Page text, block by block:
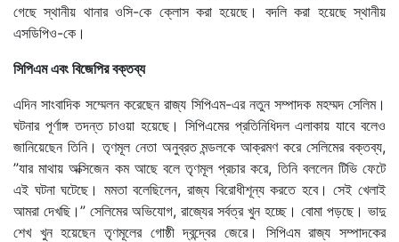
গেছে স্থানীয় থানার ওসি-কে ক্লোস করা হয়েছে। বদলি করা হয়েছে স্থানীয়
এসডিপিও-কে।
সিপিএম এবং বিজেপির বক্তব্য
এদিন সাংবাদিক সম্মেলন করেছেন রাজ্য সিপিএম-এর নতুন সম্পাদক মহম্মদ সেলিম।
ঘটনার পূর্ণাঙ্গ তদন্ত চাওয়া হয়েছে। সিপিএমের প্রতিনিধিদল এলাকায় যাবে বলেও
জানিয়েছেন তিনি। তৃণমূল নেতা অনুব্রত মন্ডলকে আক্রমণ করে সেলিমের বক্তব্য,
”যার মাথায় অক্সিজেন কম আছে বলে তৃণমূল প্রচার করে, তিনি বললেন টিভি ফেটে
এই ঘটনা ঘটেছে। মমতা বলেছিলেন, রাজ্য বিরোধীশূন্য করতে হবে। সেই খেলাই
আমরা দেখছি।” সেলিমের অভিযোগ, রাজ্যের সর্বত্র খুন হচ্ছে। বোমা পড়ছে। ভাদু
শেখ খুন হয়েছেন তৃণমূলের গোষ্ঠী দ্বন্দ্বের জেরে। সিপিএম রাজ্য সম্পাদকের